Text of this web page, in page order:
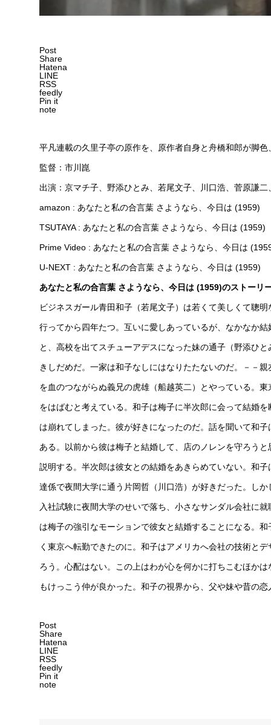
Post
Share
Hatena
LINE
RSS
feedly
Pin it
note
平凡連載の久里子亭の原作を、原作者自身と舟橋和郎が脚
監督：市川崑
出演：京マチ子、野添ひとみ、若尾文子、川口浩、菅原謙
amazon : あなたと私の合言葉 さようなら、今日は (1959)
TSUTAYA : あなたと私の合言葉 さようなら、今日は (1959)
Prime Video : あなたと私の合言葉 さようなら、今日は
U-NEXT : あなたと私の合言葉 さようなら、今日は (1959)
あなたと私の合言葉 さようなら、今日は (1959)のストーリ
ビジネスガール青田和子（若尾文子）は若くて美しくて聰
行ってから四年たつ。互いに愛しあっているが、なかなか
と、高校を出てスチューアデスになった妹の通子（野添ひ
きしだめだ。一家は和子なしにはなりたたないのだ。－－
を血のつながらぬ義兄の虎雄（船越英二）とやっている。
をはばむと考えている。和子は梅子に半次郎に会って結婚
は崩れてしまった。彼が好きになったのだ。話を聞いて和
ある。以前から彼は梅子と結婚して、店のノレンを守ろう
説明する。半次郎は彼女との結婚をあきらめていない。和
達係で夜間大学に通う片岡哲（川口浩）が好きだった。し
入社試験に夜間大学のせいで落ち、小さなサンダル会社に
は梅子の強引なモーションで彼女と結婚することになる。
く東京へ転勤できたのに。和子はアメリカへ会社の技術と
ろう。心配はない。この上はわが心を何かに打ちこむほか
もけっこう仲が良かった。和子の視界から、父や妹や昔の
Post
Share
Hatena
LINE
RSS
feedly
Pin it
note